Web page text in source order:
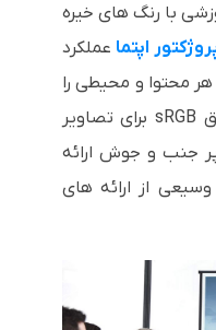
با رنگ های خیره
اپتما عملکرد
هر محتوا و محیطی را
ارائه می دهد. از رنگهای دقیق sRGB برای تصاویر
جنب و جوش ارائه
از ارائه های